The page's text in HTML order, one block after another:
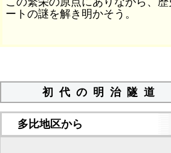
ートの謎を解き明かそう。
初代の明治隧
多比地区から